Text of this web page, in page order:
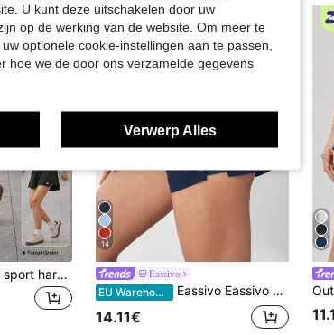
GRIM PANDA dames sport hardloopshort, sneldrogende elastische tailleband met zakken, gym yoga workout, outdoor training fitnesskleding, hoge taille
14
Eassivo
EU Warehouse Eassivo Eassivo Dames Zomer Vochtafvoerende Compressie Shorts Met Interne Shorts, Comfortabel Voor Hardlopen, Yoga, Anti-SchuurplekkenVrouwen Zweetshort, Gymshort, Bikershort Comfortabele Short
14.11€
U kunt deze uitschakelen door uw
op de werking van de website. Om meer te
optionele cookie-instellingen aan te passen,
hoe we de door ons verzamelde gegevens
Verwerp Alles